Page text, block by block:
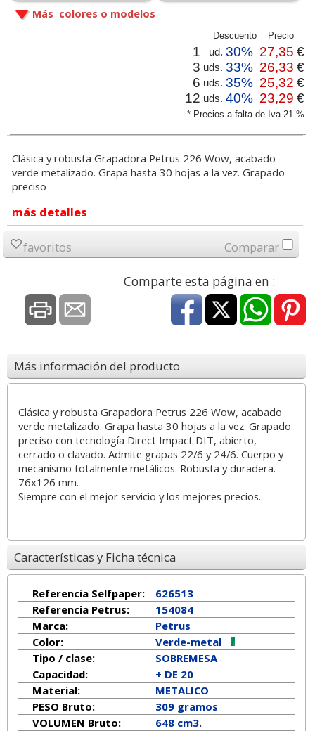
Más colores o modelos
* Precios a falta de Iva 21 %
Descuento Precio
1 ud. 30% 27,35 €
3 uds. 33% 26,33 €
6 uds. 35% 25,32 €
12 uds. 40% 23,29 €
Clásica y robusta Grapadora Petrus 226 Wow, acabado
verde metalizado. Grapa hasta 30 hojas a la vez. Grapado
preciso
más detalles
favoritos Comparar
Comparte esta página en :
Más información del producto
Clásica y robusta Grapadora Petrus 226 Wow, acabado
verde metalizado. Grapa hasta 30 hojas a la vez. Grapado
preciso con tecnología Direct Impact DIT, abierto,
cerrado o clavado. Admite grapas 22/6 y 24/6. Cuerpo y
mecanismo totalmente metálicos. Robusta y duradera.
76x126 mm.
Siempre con el mejor servicio y los mejores precios.
Características y Ficha técnica
Referencia Selfpaper:
626513
Referencia Petrus:
154084
Marca:
Petrus
Color:
Verde-metal
Tipo / clase:
SOBREMESA
Capacidad:
+ DE 20
Material:
METALICO
PESO Bruto:
309 gramos
VOLUMEN Bruto:
648 cm3.